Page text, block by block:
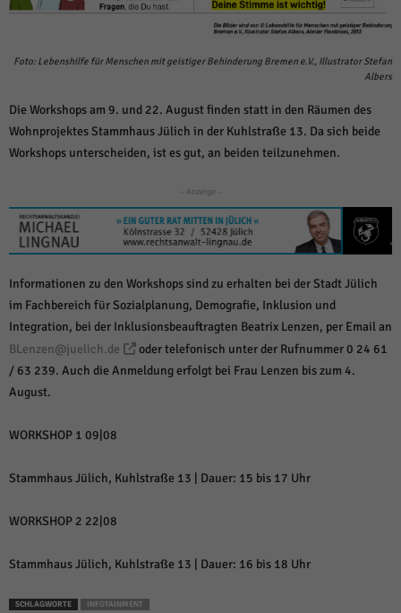
Foto: Lebenshilfe für Menschen mit geistiger Behinderung Bremen e.V., Illustrator Stefan
Albers
Die Workshops am 9. und 22. August finden statt in den Räumen des
Wohnprojektes Stammhaus Jülich in der Kuhlstraße 13. Da sich beide
Workshops unterscheiden, ist es gut, an beiden teilzunehmen.
- Anzeige -
Informationen zu den Workshops sind zu erhalten bei der Stadt Jülich
im Fachbereich für Sozialplanung, Demografie, Inklusion und
Integration, bei der Inklusionsbeauftragten Beatrix Lenzen, per Email an
BLenzen@juelich.de
oder telefonisch unter der Rufnummer 0 24 61
/ 63 239. Auch die Anmeldung erfolgt bei Frau Lenzen bis zum 4.
August.
WORKSHOP 1 09|08
Stammhaus Jülich, Kuhlstraße 13 | Dauer: 15 bis 17 Uhr
WORKSHOP 2 22|08
Stammhaus Jülich, Kuhlstraße 13 | Dauer: 16 bis 18 Uhr
SCHLAGWORTE INFOTAINMENT